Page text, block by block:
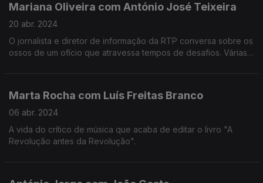
Mariana Oliveira com António José Teixeira
20 abr. 2024
O jornalista e diretor de informação da RTP conversa sobre os
ossos de um ofício que atravessa tempos de desafios. Várias
Marta Rocha com Luís Freitas Branco
06 abr. 2024
A vida do crítico de música que acaba de editar o livro "A
Revolução antes da Revolução".